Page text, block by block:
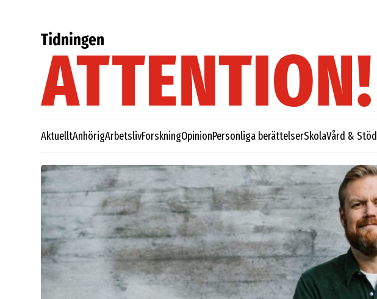
AktuelltAnhörigArbetslivForskningOpinionPersonliga berättelserSkolaVård & Stöd